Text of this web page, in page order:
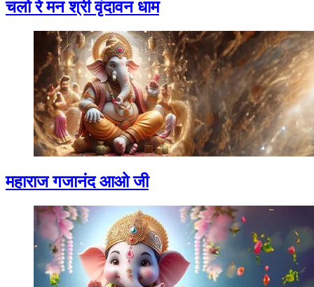
चलो रे मन श्री वृंदावन धाम
महाराज गजानंद आओ जी